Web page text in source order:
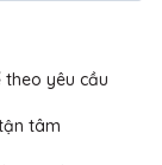
theo yêu cầu
tâm